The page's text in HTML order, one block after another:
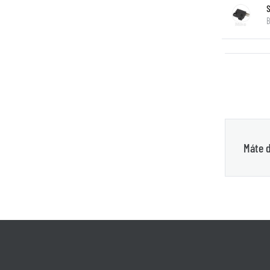
Máte